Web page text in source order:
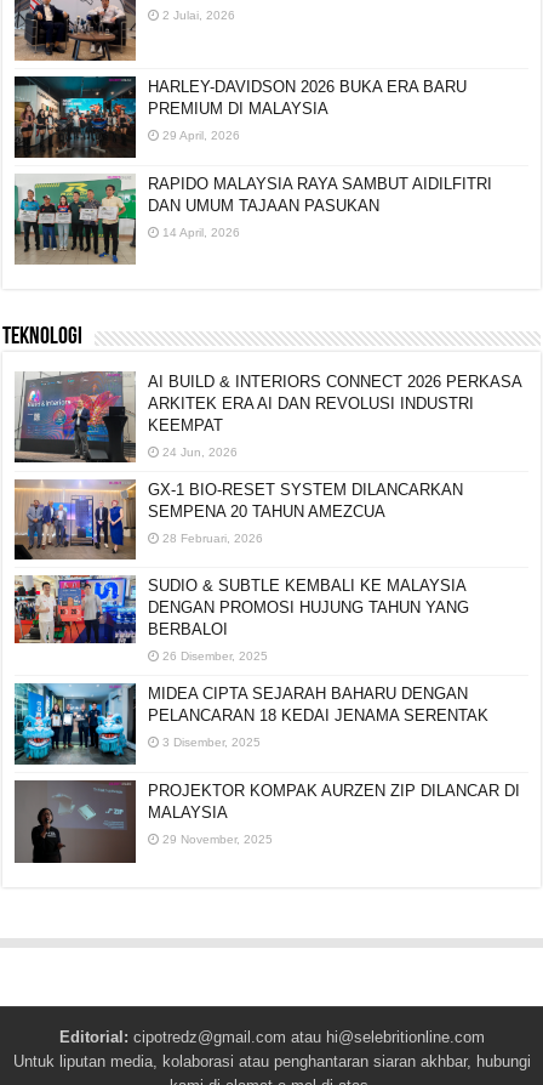
2 Julai, 2026
HARLEY-DAVIDSON 2026 BUKA ERA BARU
PREMIUM DI MALAYSIA
29 April, 2026
RAPIDO MALAYSIA RAYA SAMBUT AIDILFITRI
DAN UMUM TAJAAN PASUKAN
14 April, 2026
TEKNOLOGI
AI BUILD & INTERIORS CONNECT 2026 PERKASA
ARKITEK ERA AI DAN REVOLUSI INDUSTRI
KEEMPAT
24 Jun, 2026
GX-1 BIO-RESET SYSTEM DILANCARKAN
SEMPENA 20 TAHUN AMEZCUA
28 Februari, 2026
SUDIO & SUBTLE KEMBALI KE MALAYSIA
DENGAN PROMOSI HUJUNG TAHUN YANG
BERBALOI
26 Disember, 2025
MIDEA CIPTA SEJARAH BAHARU DENGAN
PELANCARAN 18 KEDAI JENAMA SERENTAK
3 Disember, 2025
PROJEKTOR KOMPAK AURZEN ZIP DILANCAR DI
MALAYSIA
29 November, 2025
Editorial: cipotredz@gmail.com atau hi@selebritionline.com
Untuk liputan media, kolaborasi atau penghantaran siaran akhbar, hubungi